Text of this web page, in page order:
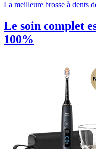
La meilleure brosse à dents
Le soin complet
100%